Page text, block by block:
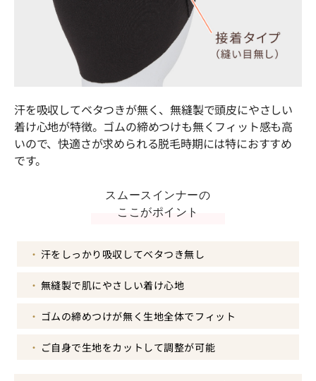
汗を吸収してベタつきが無く、無縫製で頭皮にやさしい
着け心地が特徴。ゴムの締めつけも無くフィット感も高
いので、快適さが求められる脱毛時期には特におすすめ
です。
スムースインナーの
ここがポイント
汗をしっかり吸収してベタつき無し
無縫製で肌にやさしい着け心地
ゴムの締めつけが無く生地全体でフィット
ご自身で生地をカットして調整が可能